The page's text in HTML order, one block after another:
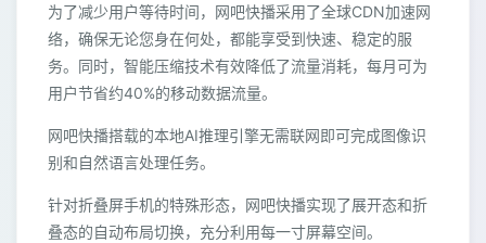
为了减少用户等待时间，网吧快播采用了全球CDN加速网
络，确保无论您身在何处，都能享受到快速、稳定的服
务。同时，智能压缩技术有效降低了流量消耗，每月可为
用户节省约40%的移动数据流量。
网吧快播搭载的本地AI推理引擎无需联网即可完成图像识
别和自然语言处理任务。
针对折叠屏手机的特殊形态，网吧快播实现了展开态和折
叠态的自动布局切换，充分利用每一寸屏幕空间。